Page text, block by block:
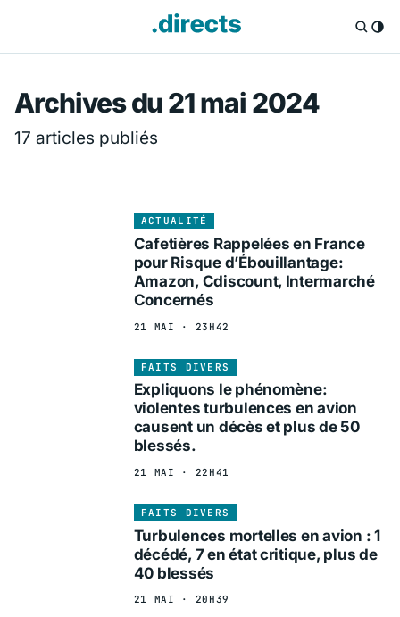
Directs.fr —
Archives du 21 mai 2024
17 articles publiés
ACTUALITÉ
Cafetières Rappelées en France
pour Risque d’Ébouillantage:
Amazon, Cdiscount, Intermarché
Concernés
21 MAI · 23H42
FAITS DIVERS
Expliquons le phénomène:
violentes turbulences en avion
causent un décès et plus de 50
blessés.
21 MAI · 22H41
FAITS DIVERS
Turbulences mortelles en avion : 1
décédé, 7 en état critique, plus de
40 blessés
21 MAI · 20H39